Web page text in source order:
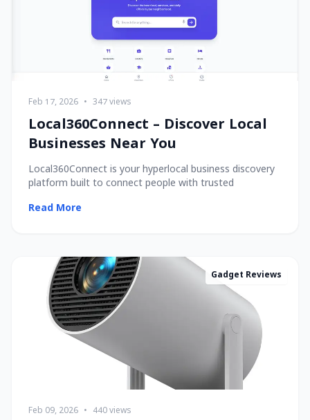
Feb 17, 2026 • 347 views
Local360Connect – Discover Local
Businesses Near You
Local360Connect is your hyperlocal business discovery
platform built to connect people with trusted
Read More
Gadget Reviews
Feb 09, 2026 • 440 views